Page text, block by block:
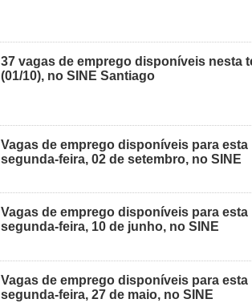
37 vagas de emprego disponíveis nesta
(01/10), no SINE Santiago
Vagas de emprego disponíveis para esta
segunda-feira, 02 de setembro, no SINE
Vagas de emprego disponíveis para esta
segunda-feira, 10 de junho, no SINE
Vagas de emprego disponíveis para esta
segunda-feira, 27 de maio, no SINE